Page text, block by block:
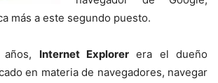
más a este segundo puesto.
Internet Explorerera el dueño
en materia de navegadores, navegar